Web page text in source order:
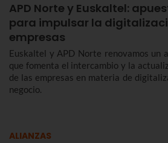
APD Norte y Euskaltel:
para impulsar la
empresas
Euskaltel y APD Norte renovamos un
que fomenta el intercambio y la
de las empresas en materia de
negocio.
ALIANZAS